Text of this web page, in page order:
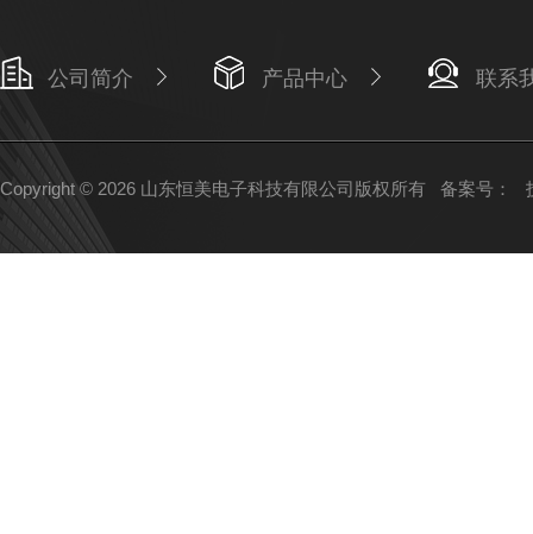
公司简介 产品中心 联系
Copyright © 2026 山东恒美电子科技有限公司版权所有 备案号：